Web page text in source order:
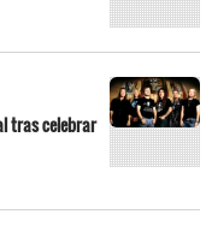
tras celebrar